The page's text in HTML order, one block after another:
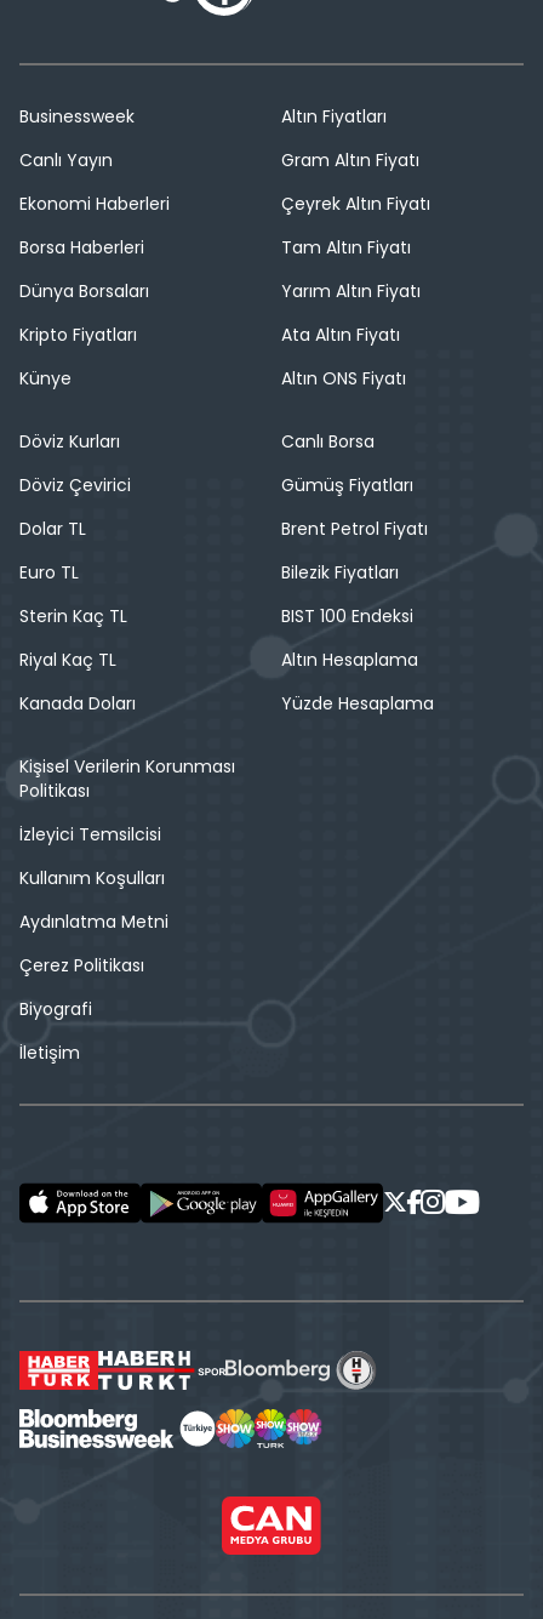
Businessweek
Canlı Yayın
Ekonomi Haberleri
Borsa Haberleri
Dünya Borsaları
Kripto Fiyatları
Künye
Altın Fiyatları
Gram Altın Fiyatı
Çeyrek Altın Fiyatı
Tam Altın Fiyatı
Yarım Altın Fiyatı
Ata Altın Fiyatı
Altın ONS Fiyatı
Döviz Kurları
Döviz Çevirici
Dolar TL
Euro TL
Sterin Kaç TL
Riyal Kaç TL
Kanada Doları
Canlı Borsa
Gümüş Fiyatları
Brent Petrol Fiyatı
Bilezik Fiyatları
BIST 100 Endeksi
Altın Hesaplama
Yüzde Hesaplama
Kişisel Verilerin Korunması
Politikası
İzleyici Temsilcisi
Kullanım Koşulları
Aydınlatma Metni
Çerez Politikası
Biyografi
İletişim